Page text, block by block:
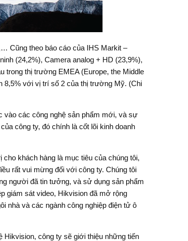
Cũng theo báo cáo của IHS Markit –
(24,2%), Camera analog + HD (23,9%),
trong thị trường EMEA (Europe, the Middle
8,5% với vị trí số 2 của thị trường Mỹ. (Chi
vào các công nghệ sản phẩm mới, và sự
công ty, đó chính là cốt lõi kinh doanh
cho khách hàng là mục tiêu của chúng tôi,
rất vui mừng đối với công ty. Chúng tôi
người đã tin tưởng, và sử dụng sản phẩm
giám sát video, Hikvision đã mở rộng
nhà và các ngành công nghiệp điện tử ô
công ty sẽ giới thiệu những tiến